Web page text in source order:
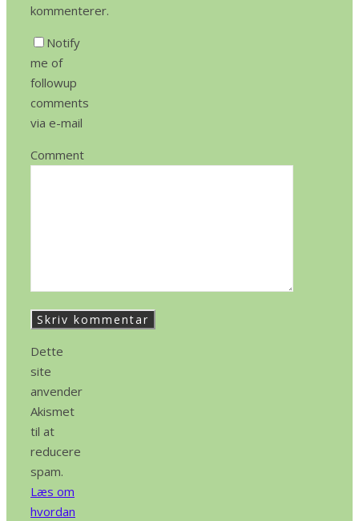
kommenterer.
Notify
me of
followup
comments
via e-mail
Comment
Dette
site
anvender
Akismet
til at
reducere
spam.
Læs om
hvordan